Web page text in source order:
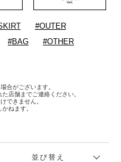
#OUTER
#BAG #OTHER
合がございます。
店舗までご連絡ください。
できません。
ねます。
並び替え